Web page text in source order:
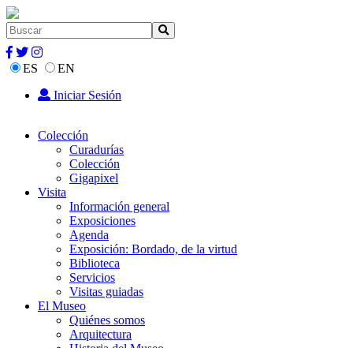
ES
EN
Iniciar Sesión
Colección
Curadurías
Colección
Gigapixel
Visita
Información general
Exposiciones
Agenda
Exposición: Bordado, de la virtud
Biblioteca
Servicios
Visitas guiadas
El Museo
Quiénes somos
Arquitectura